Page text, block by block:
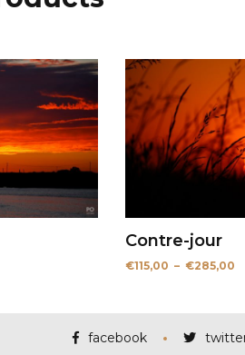
Contre-jour
€115,00 – €285,00
facebook